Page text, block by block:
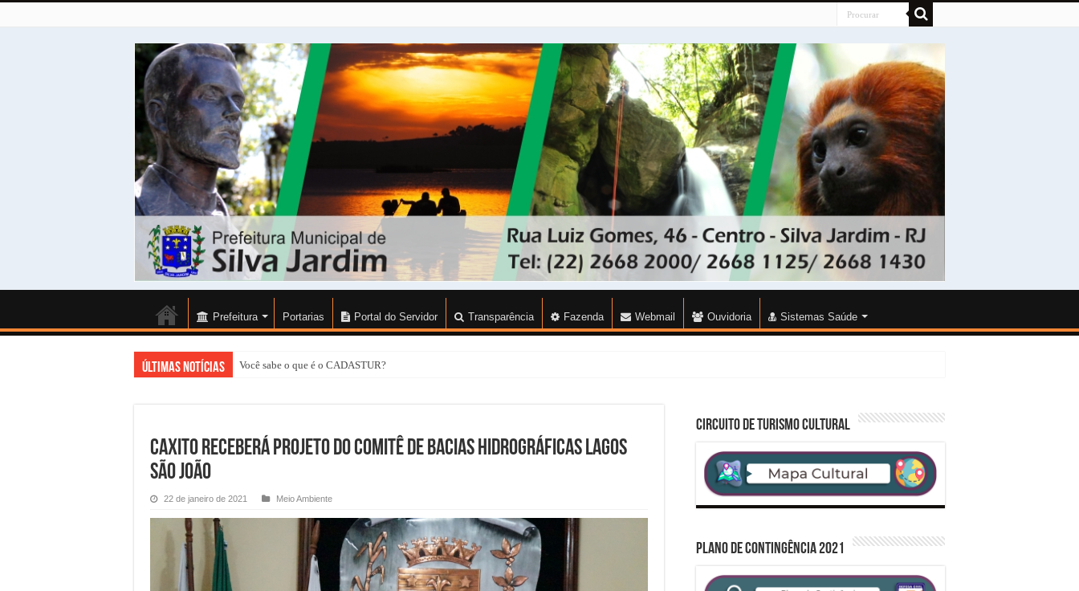
Prefeitura Portarias Portal do Servidor Transparência Fazenda Webmail Ouvidoria Sistemas Saúde
Últimas Notícias Você sabe o que é o CADASTUR?
CAXITO RECEBERÁ PROJETO DO COMITÊ DE BACIAS HIDROGRÁFICAS LAGOS
SÃO JOÃO
22 de janeiro de 2021 Meio Ambiente
CIRCUITO DE TURISMO CULTURAL
PLANO DE CONTINGÊNCIA 2021